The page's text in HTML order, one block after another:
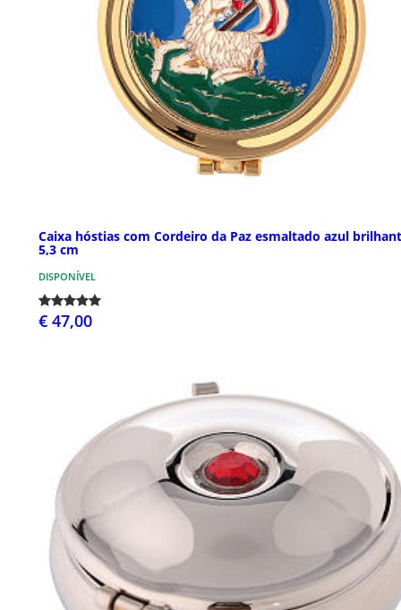
Caixa hóstias com Cordeiro da Paz esmaltado azul
5,3 cm
DISPONÍVEL
€ 47,00